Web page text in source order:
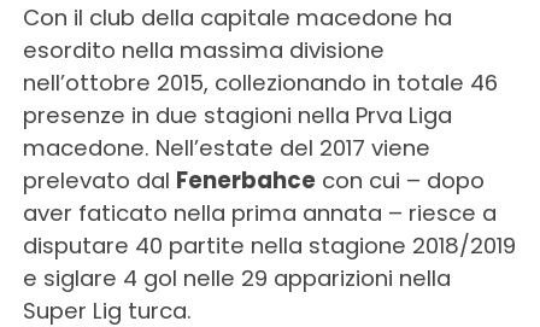
Con il club della capitale macedone ha
esordito nella massima divisione
nell’ottobre 2015, collezionando in totale 46
presenze in due stagioni nella Prva Liga
macedone. Nell’estate del 2017 viene
prelevato dal Fenerbahcecon cui – dopo
aver faticato nella prima annata – riesce a
disputare 40 partite nella stagione 2018/2019
e siglare 4 gol nelle 29 apparizioni nella
Super Lig turca.